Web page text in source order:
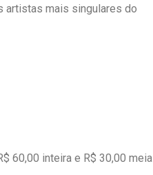
artistas mais singulares do
60,00 inteira e R$ 30,00 meia